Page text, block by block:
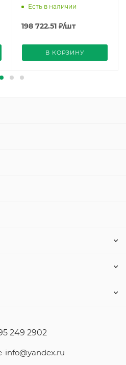
200 т/д (S55375-C110),
Есть в наличии
198 722.51 ₽/шт
В КОРЗИНУ
249 2902
info@yandex.ru